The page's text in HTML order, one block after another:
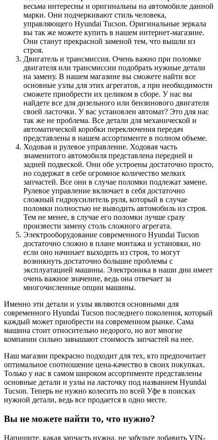
весьма интересны и оригинальны на автомобиле данной
марки. Они подчеркивают стиль человека,
управляющего Hyundai Tucson. Оригинальные зеркала
вы так же можете купить в нашем интернет-магазине.
Они станут прекрасной заменой тем, что вышли из
строя.
Двигатель и трансмиссия. Очень важно при поломке
двигателя или трансмиссии подобрать нужные детали
на замену. В нашем магазине вы сможете найти все
основные узлы для этих агрегатов, а при необходимости
сможете приобрести их целиком в сборе. У нас вы
найдете все для дизельного или бензинового двигателя
своей ласточки. У вас установлен автомат? Это для нас
так же не проблема. Все детали для механической и
автоматической коробки переключения передач
представлены в нашем ассортименте в полном объеме.
Ходовая и рулевое управление. Ходовая часть
знаменитого автомобиля представлена передней и
задней подвеской. Они обе устроены достаточно просто,
но содержат в себе огромное количество мелких
запчастей. Все они в случае поломки подлежат замене.
Рулевое управление включает в себя достаточно
сложный гидроусилитель руля, который в случае
поломки полностью не выводить автомобиль из строя.
Тем не менее, в случае его поломки лучше сразу
произвести замену столь сложного агрегата.
Электрооборудование современного Hyundai Tucson
достаточно сложно в плане монтажа и установки, но
если оно начинает выходить из строя, то могут
возникнуть достаточно большие проблемы с
эксплуатацией машины. Электроника в наши дни имеет
очень важное значение, ведь она отвечает за
многочисленные опции машины.
Именно эти детали и узлы являются основными для
современного Hyundai Tucson последнего поколения, который
каждый может приобрести на современном рынке. Сама
машина стоит относительно недорого, но вот многие
компании сильно завышают стоимость запчастей на нее.
Наш магазин прекрасно подходит для тех, кто предпочитает
оптимальное соотношение цена-качество в своих покупках.
Только у нас в самом широком ассортименте представлены
основные детали и узлы на ласточку под названием Hyundai
Tucson. Теперь не нужно колесить по всей Уфе в поисках
нужной детали, ведь все продается в одно месте.
Вы не можете найти то, что нужно?
Напишите, какая запчасть нужна, не забудьте добавить VIN-